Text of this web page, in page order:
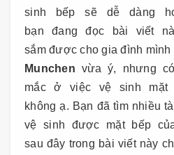
sinh bếp sẽ dễ dàng
bạn đang đọc bài viết
sắm được cho gia đình mình
Munchen vừa ý, nhưng
mắc ở việc vệ sinh mặt
không ạ. Bạn đã tìm nhiều
vệ sinh được mặt bếp
sau đây trong bài viết này